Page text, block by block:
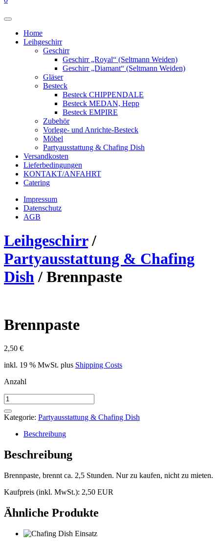
Home
Leihgeschirr
Geschirr
Geschirr „Royal“ (Seltmann Weiden)
Geschirr „Diamant“ (Seltmann Weiden)
Gläser
Besteck
Besteck CHIPPENDALE
Besteck MEDAN, Hepp
Besteck EMPIRE
Zubehör
Vorlege- und Anrichte-Besteck
Möbel
Partyausstattung & Chafing Dish
Versandkosten
Lieferbedingungen
KONTAKT/ANFAHRT
Catering
Impressum
Datenschutz
AGB
Leihgeschirr /
Partyausstattung & Chafing
Dish / Brennpaste
Brennpaste
2,50 €
inkl. 19 % MwSt. plus Shipping Costs
Anzahl
Brennpaste
Menge
Kategorie: Partyausstattung & Chafing Dish
Beschreibung
Beschreibung
Brennpaste, brennt ca. 2,5 Stunden. Nur zu kaufen, nicht zu mieten.
Kaufpreis (inkl. MwSt.): 2,50 EUR
Ähnliche Produkte